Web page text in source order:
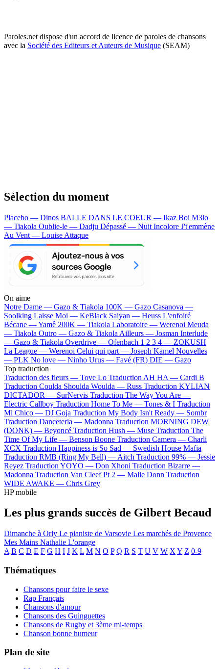
Paroles.net dispose d'un accord de licence de paroles de chansons
avec la Société des Editeurs et Auteurs de Musique (SEAM)
Sélection du moment
Placebo — Dinos BALLE DANS LE COEUR — Ikaz Boi M3lo
— Tiakola Oublie-le — Dadju Dépassé — Nuit Incolore J't'emmène
Au Vent — Louise Attaque
On aime
Notre Dame — Gazo & Tiakola 100K — Gazo Casanova —
Soolking Laisse Moi — KeBlack Saiyan — Heuss L'enfoiré
Bécane —Yamê 200K — Tiakola Laboratoire — Werenoi Meuda
— Tiakola Outro — Gazo & Tiakola Ailleurs — Josman Interlude
— Gazo & Tiakola Overdrive — Ofenbach 1 2 3 4 — ZOKUSH
La League — Werenoi Celui qui part — Joseph Kamel Nouvelles
— PLK No love — Ninho Urus — Favé (FR) DIE — Gazo
Top traduction
Traduction des fleurs — Tove Lo Traduction AH HA — Cardi B
Traduction Coulda Shoulda Woulda — Russ Traduction KYLIAN
DICTADOR — SurNervis Traduction The Way You Are —
Electric Callboy Traduction Home To Me — Tones & I Traduction
Mi Chico — DJ Goja Traduction My Body Isn't Ready — Sombr
Traduction Danceteria — Madonna Traduction MORNING DEW
(DONK) — Beyoncé Traduction Hush — Muse Traduction The
Time Of My Life — Benson Boone Traduction Camera — Charli
XCX Traduction Happiness is So Sad — Swedish House Mafia
Traduction RMB (Ring My Bell) — Aitch Traduction 99% — Jessie
Reyez Traduction YOYO — Don Xhoni Traduction Bizarre —
Madonna Traduction Van Cleef Pt 2 — Malie Donn Traduction
WIDE AWAKE — Chris Grey
HP mobile
Les plus grands succès de Gilbert Becaud
Dimanche à Orly Le pianiste de Varsovie Les marchés de Provence
Mes Mains Nathalie L'orange
A B C D E F G H I J K L M N O P Q R S T U V W X Y Z 0-9
Thématiques
Chansons pour faire le sexe
Rap Français
Chansons d'amour
Chansons des Guinguettes
Chansons de Rugby et 3ème mi-temps
Chanson bonne humeur
Plan de site